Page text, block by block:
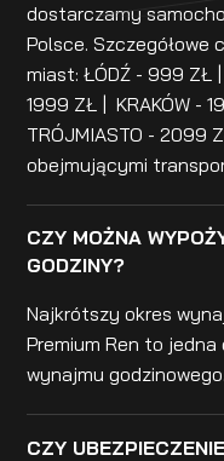
dostarczamy
Polsce. Szczegółowe
miast: ŁÓDŹ - 999 ZŁ |
1999 ZŁ | KRAKÓW -
TRÓJMIASTO - 2099
obejmującymi
CZY MOŻNA
GODZINY?
Najkrótszy okres
Premium Ren to jedna
wynajmu godzinowego.
CZY